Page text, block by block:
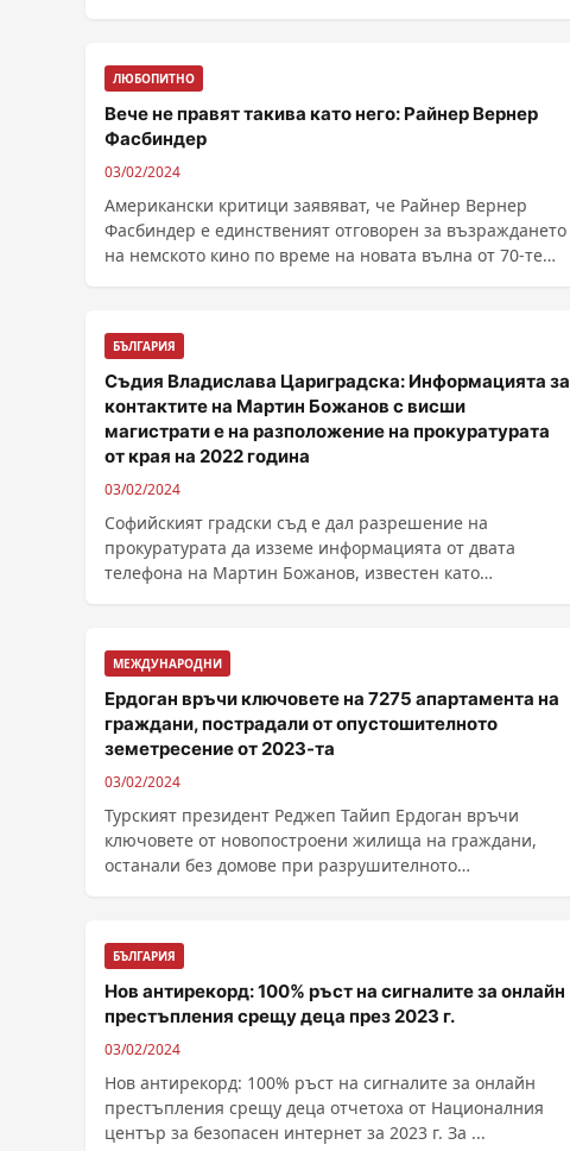
ЛЮБОПИТНО
Вече не правят такива като него: Райнер Вернер
Фасбиндер
03/02/2024
Американски критици заявяват, че Райнер Вернер
Фасбиндер е единственият отговорен за възраждането
на немското кино по време на новата вълна от 70-те
БЪЛГАРИЯ
Съдия Владислава Цариградска: Информацията за
контактите на Мартин Божанов с висши
магистрати е на разположение на прокуратурата
от края на 2022 година
03/02/2024
Софийският градски съд е дал разрешение на
прокуратурата да изземе информацията от двата
телефона на Мартин Божанов, известен като
МЕЖДУНАРОДНИ
Ердоган връчи ключовете на 7275 апартамента на
граждани, пострадали от опустошителното
земетресение от 2023-та
03/02/2024
Турският президент Реджеп Тайип Ердоган връчи
ключовете от новопостроени жилища на граждани,
останали без домове при разрушителното
БЪЛГАРИЯ
Нов антирекорд: 100% ръст на сигналите за онлайн
престъпления срещу деца през 2023 г.
03/02/2024
Нов антирекорд: 100% ръст на сигналите за онлайн
престъпления срещу деца отчетоха от Националния
център за безопасен интернет за 2023 г. За ...